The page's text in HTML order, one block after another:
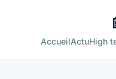
AccueilActuHigh